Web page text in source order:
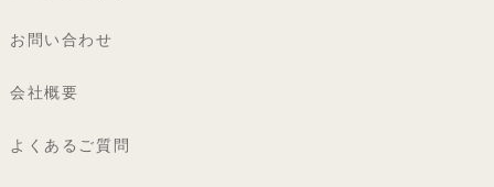
お問い合わせ
会社概要
よくあるご質問